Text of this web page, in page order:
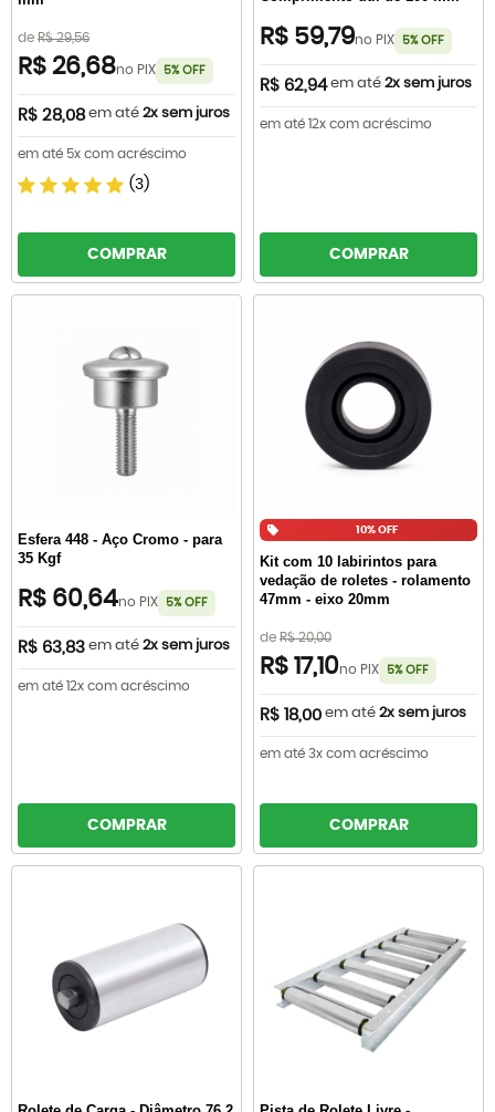
de R$ 29,56
R$ 26,68no PIX 5% OFF
R$ 28,08 em até 2x sem juros
em até 5x com acréscimo
(3)
COMPRAR
R$ 59,79no PIX 5% OFF
R$ 62,94 em até 2x sem juros
em até 12x com acréscimo
COMPRAR
Esfera 448 - Aço Cromo - para
35 Kgf
R$ 60,64no PIX 5% OFF
R$ 63,83 em até 2x sem juros
em até 12x com acréscimo
COMPRAR
10% OFF
Kit com 10 labirintos para
vedação de roletes - rolamento
47mm - eixo 20mm
de R$ 20,00
R$ 17,10no PIX 5% OFF
R$ 18,00 em até 2x sem juros
em até 3x com acréscimo
COMPRAR